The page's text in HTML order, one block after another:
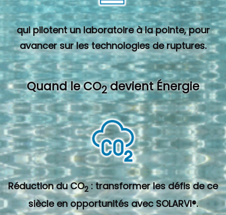
qui pilotent un laboratoire à la pointe, pour
avancer sur les technologies de ruptures.
Quand le CO2devient Énergie
Réduction du CO2 : transformer les défis de ce
siècle en opportunités avec SOLARVI®.